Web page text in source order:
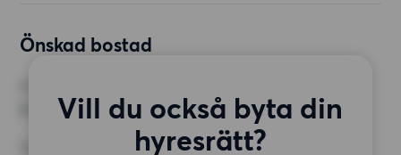
Önskad bostad
Vill du också byta din
hyresrätt?
MINST ANTAL KVADRATMETER